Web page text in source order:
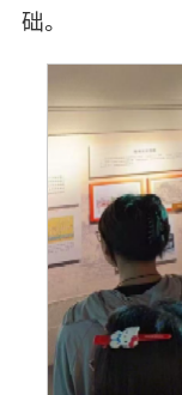
础。